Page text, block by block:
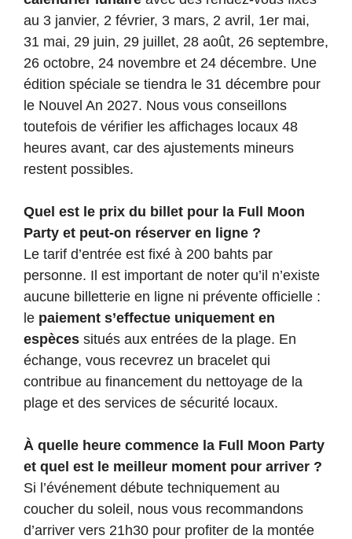
au 3 janvier, 2 février, 3 mars, 2 avril, 1er mai,
31 mai, 29 juin, 29 juillet, 28 août, 26 septembre,
26 octobre, 24 novembre et 24 décembre. Une
édition spéciale se tiendra le 31 décembre pour
le Nouvel An 2027. Nous vous conseillons
toutefois de vérifier les affichages locaux 48
heures avant, car des ajustements mineurs
restent possibles.
Quel est le prix du billet pour la Full Moon
Party et peut-on réserver en ligne ?
Le tarif d’entrée est fixé à 200 bahts par
personne. Il est important de noter qu’il n’existe
aucune billetterie en ligne ni prévente officielle :
le paiement s’effectue uniquement en
espèces situés aux entrées de la plage. En
échange, vous recevrez un bracelet qui
contribue au financement du nettoyage de la
plage et des services de sécurité locaux.
À quelle heure commence la Full Moon Party
et quel est le meilleur moment pour arriver ?
Si l’événement débute techniquement au
coucher du soleil, nous vous recommandons
d’arriver vers 21h30 pour profiter de la montée